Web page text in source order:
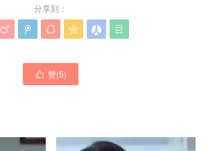
分享到：
     
 赞(5)